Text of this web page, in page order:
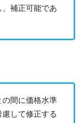
補正可能であ
間に価格水準
して修正する